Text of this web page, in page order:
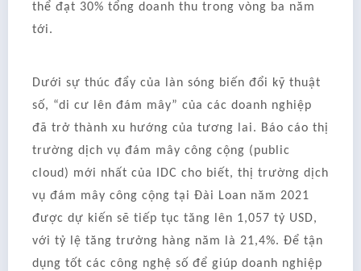
thể đạt 30% tổng doanh thu trong vòng ba năm
tới.
Dưới sự thúc đẩy của làn sóng biến đổi kỹ thuật
số, “di cư lên đám mây” của các doanh nghiệp
đã trở thành xu hướng của tương lai. Báo cáo thị
trường dịch vụ đám mây công cộng (public
cloud) mới nhất của IDC cho biết, thị trường dịch
vụ đám mây công cộng tại Đài Loan năm 2021
được dự kiến ​​sẽ tiếp tục tăng lên 1,057 tỷ USD,
với tỷ lệ tăng trưởng hàng năm là 21,4%. Để tận
dụng tốt các công nghệ số để giúp doanh nghiệp